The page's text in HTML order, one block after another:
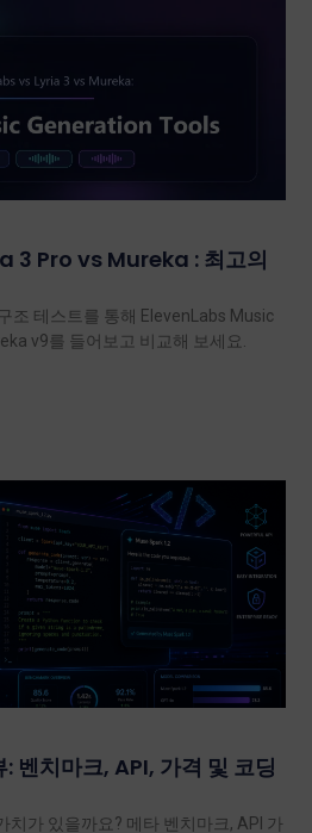
3 Pro vs Mureka : 최고의
조 테스트를 통해 ElevenLabs Music
v9를 들어보고 비교해 보세요.
벤치마크, API, 가격 및 코딩
치가 있을까요? 메타 벤치마크, API 가